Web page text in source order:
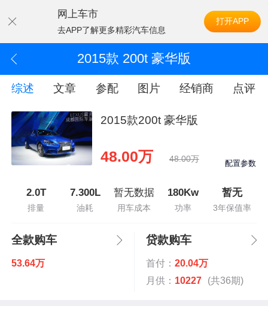
网上车市
去APP了解更多精彩汽车信息
打开APP
2015款 200t 豪华版
综述 文章 参配 图片 经销商 点评
2015款200t 豪华版
48.00万 48.00万 配置参数
2.0T
排量
7.300L
油耗
暂无数据
用车成本
180Kw
功率
暂无
3年保值率
全款购车
53.64万
贷款购车
首付： 20.04万
月供： 10227 (共36期)